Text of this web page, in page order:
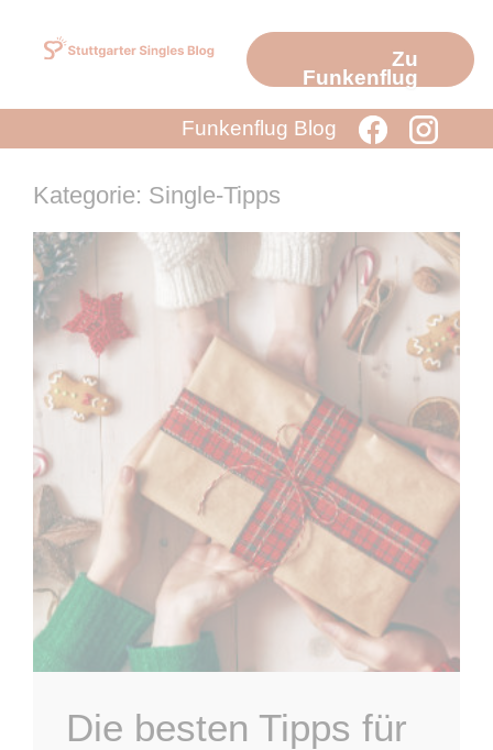
Inhalt
Zu
Funkenflug
Funkenflug Blog
Kategorie: Single-Tipps
Die besten Tipps für